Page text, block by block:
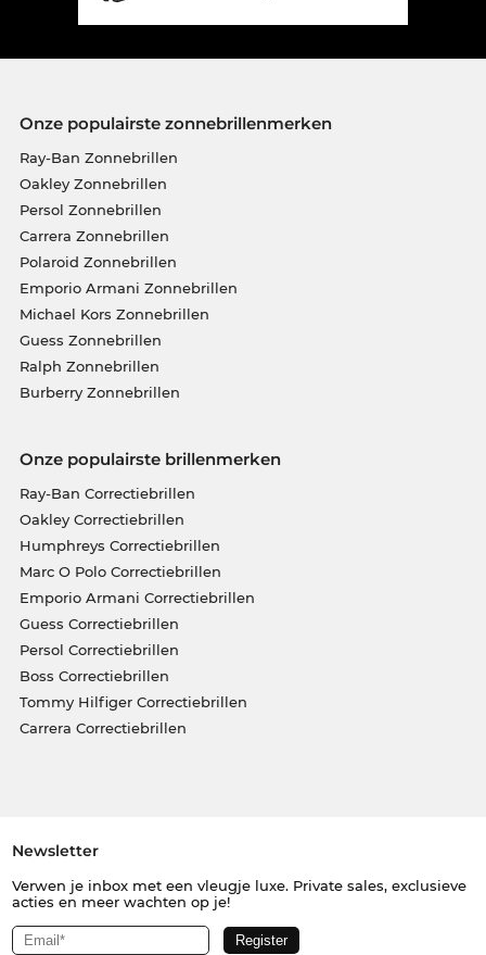
Onze populairste zonnebrillenmerken
Ray-Ban Zonnebrillen
Oakley Zonnebrillen
Persol Zonnebrillen
Carrera Zonnebrillen
Polaroid Zonnebrillen
Emporio Armani Zonnebrillen
Michael Kors Zonnebrillen
Guess Zonnebrillen
Ralph Zonnebrillen
Burberry Zonnebrillen
Onze populairste brillenmerken
Ray-Ban Correctiebrillen
Oakley Correctiebrillen
Humphreys Correctiebrillen
Marc O Polo Correctiebrillen
Emporio Armani Correctiebrillen
Guess Correctiebrillen
Persol Correctiebrillen
Boss Correctiebrillen
Tommy Hilfiger Correctiebrillen
Carrera Correctiebrillen
Newsletter
Verwen je inbox met een vleugje luxe. Private sales, exclusieve
acties en meer wachten op je!